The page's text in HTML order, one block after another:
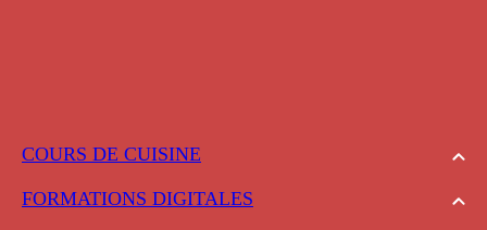
COURS DE CUISINE
FORMATIONS DIGITALES